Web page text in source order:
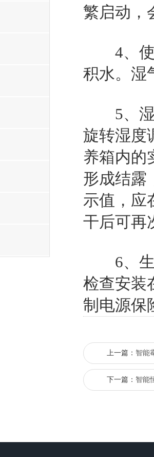
繁启动，
4、使
积水。湿
5、湿
旋转湿度
养箱内的
形成结露
示值，应
干后可再
6、生
检查安装
制电源保
上一篇： 智能
下一篇： 智能